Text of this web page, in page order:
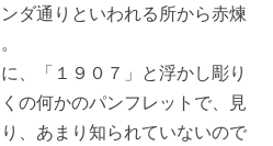
ダ通りといわれる所から赤煉
、「１９０７」と浮かし彫り
の何かのパンフレットで、見
、あまり知られていないので